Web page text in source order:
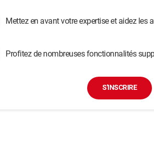
Mettez en avant votre expertise et aidez les
Profitez de nombreuses fonctionnalités
S'INSCRIRE